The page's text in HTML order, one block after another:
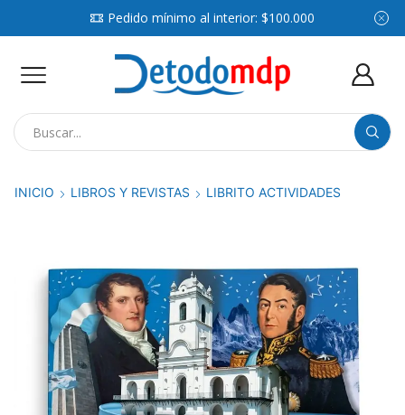
Pedido mínimo al interior: $100.000
INICIO LIBROS Y REVISTAS LIBRITO ACTIVIDADES